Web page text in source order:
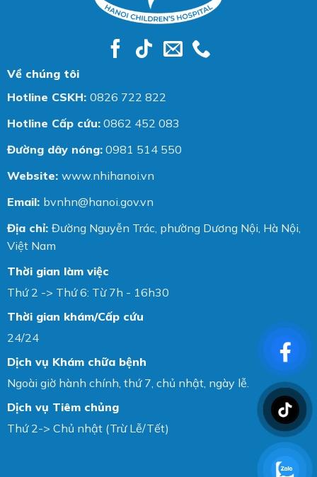
Về chúng tôi
Hotline CSKH: 0826 722 822
Hotline Cấp cứu: 0862 452 083
Đường dây nóng: 0981 514 550
Website: www.nhihanoi.vn
Email: bvnhn@hanoi.gov.vn
Địa chỉ: Đường Nguyễn Trác, phường Dương Nội, Hà Nội,
Việt Nam
Thời gian làm việc
Thứ 2 -> Thứ 6: Từ 7h - 16h30
Thời gian khám/Cấp cứu
24/24
Dịch vụ Khám chữa bệnh
Ngoài giờ hành chính, thứ 7, chủ nhật, ngày lễ.
Dịch vụ Tiêm chủng
Thứ 2-> Chủ nhật (Trừ Lễ/Tết)